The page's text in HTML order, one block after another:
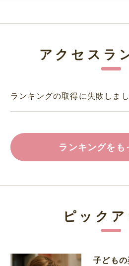
アクセスラ
ランキングの取得に失敗しまし
ランキングをも
ピック
子ども